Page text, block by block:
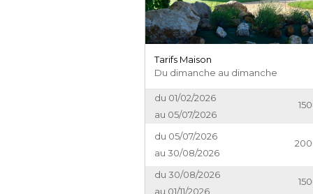
Tarifs Maison
Du dimanche au dimanche
01/02/2026
05/07/2026
05/07/2026
30/08/2026
30/08/2026
01/11/2026